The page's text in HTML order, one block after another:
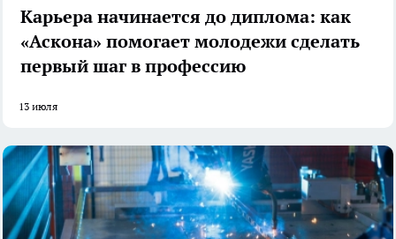
Карьера начинается до диплома: как
«Аскона» помогает молодежи сделать
первый шаг в профессию
13 июля